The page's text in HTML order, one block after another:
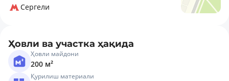
Сергели
Ҳовли ва участка ҳақида
Ҳовли майдони
200 м²
Қурилиш материали